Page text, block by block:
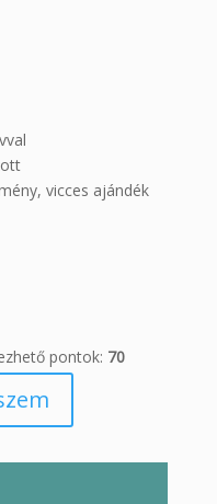
vicces ajándék
pontok: 70